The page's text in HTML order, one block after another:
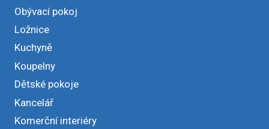
Obývací pokoj
Ložnice
Kuchyně
Koupelny
Dětské pokoje
Kancelář
Komerční interiéry